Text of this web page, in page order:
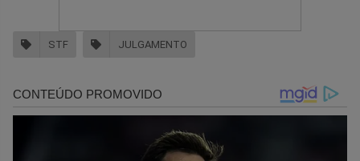
STF JULGAMENTO